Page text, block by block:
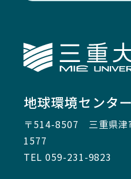
地球環境センター
〒514-8507 三重県
1577
TEL 059-231-9823